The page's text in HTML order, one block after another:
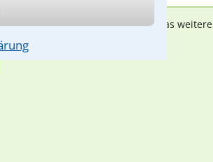
bei Ihnen melden, um das weitere